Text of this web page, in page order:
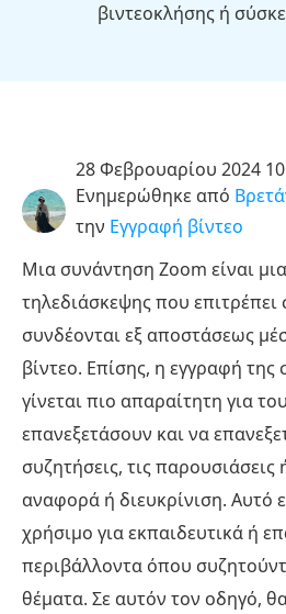
βιντεοκλήσης ή
28 Φεβρουαρίου 2024
Ενημερώθηκε από
την Εγγραφή βίντεο
Μια συνάντηση Zoom είναι
τηλεδιάσκεψης που
συνδέονται εξ αποστάσεως
βίντεο. Επίσης, η εγγραφή
γίνεται πιο απαραίτητη για
επανεξετάσουν και να
συζητήσεις, τις παρουσιάσεις
αναφορά ή διευκρίνιση. Αυτό
χρήσιμο για εκπαιδευτικά ή
περιβάλλοντα όπου
θέματα. Σε αυτόν τον οδηγό,